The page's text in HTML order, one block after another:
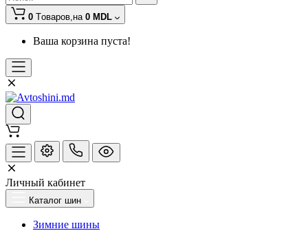
0 Tоваров,на 0 MDL
Ваша корзина пуста!
Личный кабинет
Каталог шин
Зимние шины